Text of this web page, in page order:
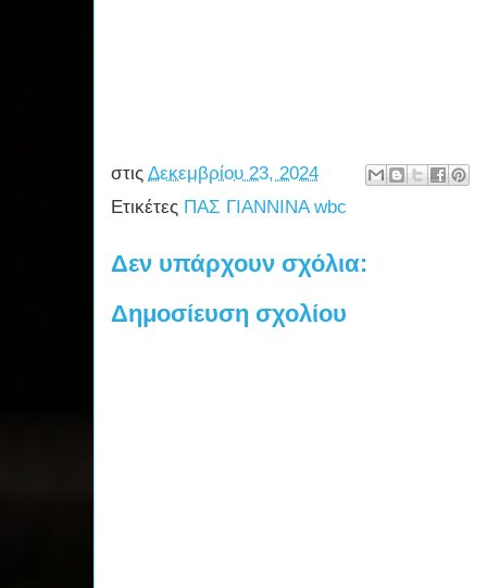
στις Δεκεμβρίου 23, 2024
Ετικέτες ΠΑΣ ΓΙΑΝΝΙΝΑ wbc
Δεν υπάρχουν σχόλια:
Δημοσίευση σχολίου